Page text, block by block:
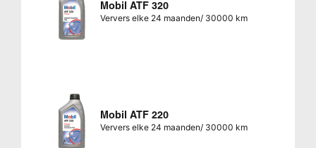
Mobil ATF 320
Ververs elke 24 maanden/ 30000 km
Mobil ATF 220
Ververs elke 24 maanden/ 30000 km